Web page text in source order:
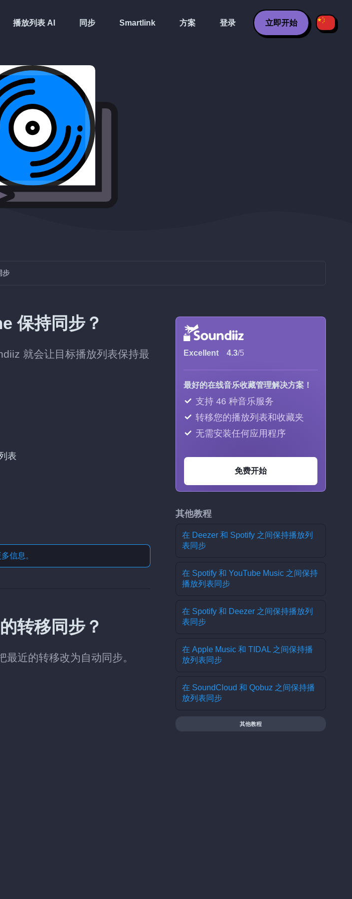
播放列表 AI 同步 Smartlink 方案 登录 立即开始
步
保持同步？
就会让目标播放列表保持最
表
信息。
转移同步？
近的转移改为自动同步。
Excellent 4.3/5
最好的在线音乐收藏管理解决方案！
支持 46 种音乐服务
转移您的播放列表和收藏夹
无需安装任何应用程序
免费开始
其他教程
在 Deezer 和 Spotify 之间保持播放列
表同步
在 Spotify 和 YouTube Music 之间保持
播放列表同步
在 Spotify 和 Deezer 之间保持播放列
表同步
在 Apple Music 和 TIDAL 之间保持播
放列表同步
在 SoundCloud 和 Qobuz 之间保持播
放列表同步
其他教程